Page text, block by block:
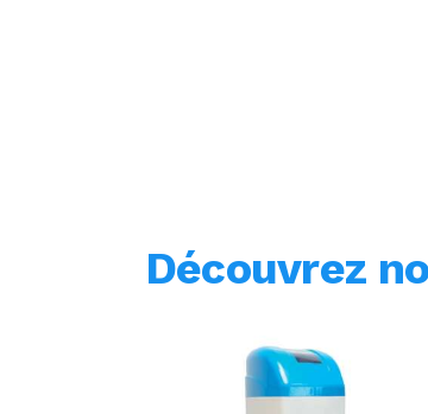
Découvrez